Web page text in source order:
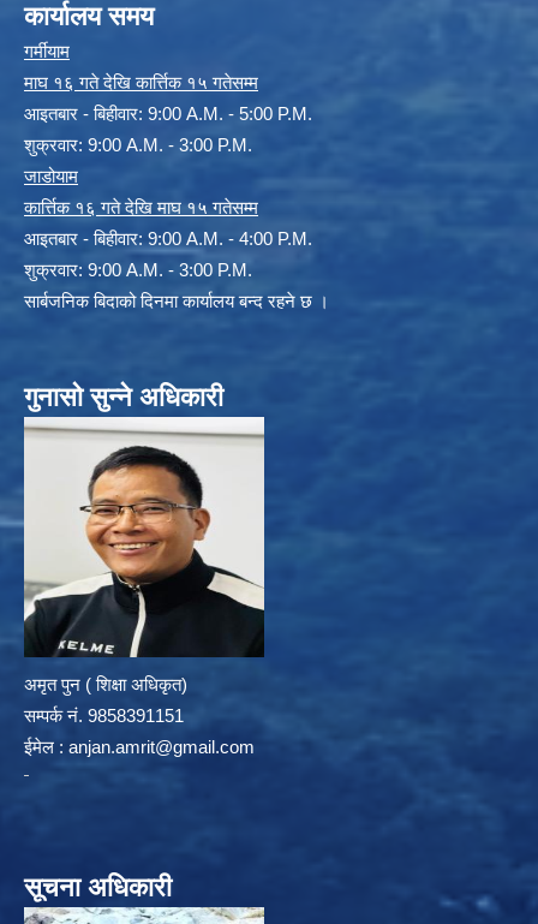
कार्यालय समय
गर्मीयाम
माघ १६ गते देखि कार्त्तिक १५ गतेसम्म
आइतबार - बिहीवार: 9:00 A.M. - 5:00 P.M.
शुक्रवार: 9:00 A.M. - 3:00 P.M.
जाडोयाम
कार्त्तिक १६ गते देखि माघ १५ गतेसम्म
आइतबार - बिहीवार: 9:00 A.M. - 4:00 P.M.
शुक्रवार: 9:00 A.M. - 3:00 P.M.
सार्बजनिक बिदाको दिनमा कार्यालय बन्द रहने छ ।
गुनासो सुन्ने अधिकारी
अमृत पुन ( शिक्षा अधिकृत)
सम्पर्क न‌ं. 9858391151
ईमेल : anjan.amrit@gmail.com
सूचना अधिकारी